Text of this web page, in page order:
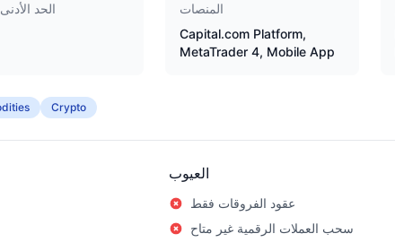
الحد
المنصات
Capital.com Platform,
MetaTrader 4, Mobile App
Crypto
العيوب
عقود الفروقات فقط
سحب العملات الرقمية غير متاح